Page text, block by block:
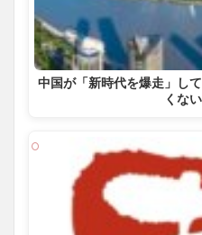
中国が「新時代を爆走」し
くな